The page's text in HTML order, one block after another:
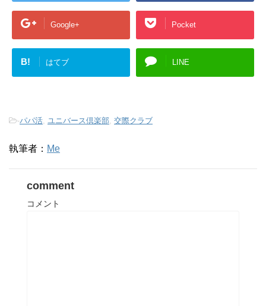
Google+ Pocket
B! はてブ LINE
-パパ活 ユニバース倶楽部 交際クラブ
執筆者： Me
comment
コメント